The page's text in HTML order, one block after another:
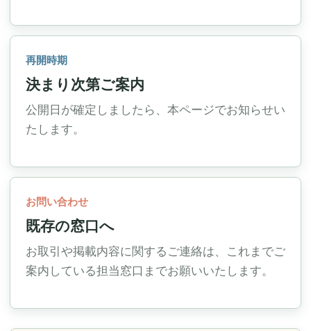
再開時期
決まり次第ご案内
公開日が確定しましたら、本ページでお知らせい
たします。
お問い合わせ
既存の窓口へ
お取引や掲載内容に関するご連絡は、これまでご
案内している担当窓口までお願いいたします。